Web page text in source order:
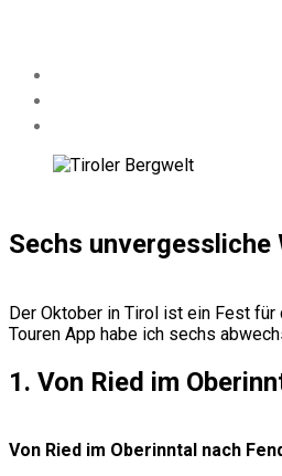
Sechs unvergessliche
Der Oktober in Tirol ist ein Fest
Touren App habe ich sechs
1. Von Ried im
Von Ried im Oberinntal nach